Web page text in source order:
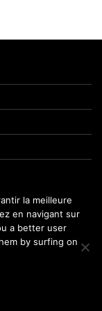
la meilleure
en navigant sur
a better user
by surfing on